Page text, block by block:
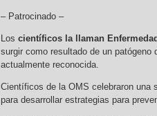
– Patrocinado –
Los científicos la llaman
surgir como resultado de un patógeno
actualmente reconocida.
Científicos de la OMS celebraron una
para desarrollar estrategias para